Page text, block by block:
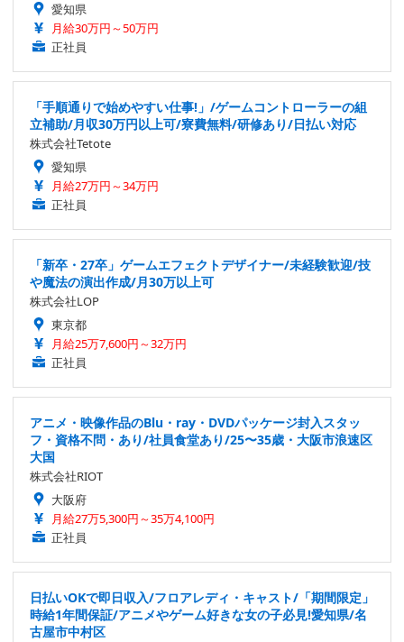
愛知県
月給30万円～50万円
正社員
「手順通りで始めやすい仕事!」/ゲームコントローラーの組
立補助/月収30万円以上可/寮費無料/研修あり/日払い対応
株式会社Tetote
愛知県
月給27万円～34万円
正社員
「新卒・27卒」ゲームエフェクトデザイナー/未経験歓迎/技
や魔法の演出作成/月30万以上可
株式会社LOP
東京都
月給25万7,600円～32万円
正社員
アニメ・映像作品のBlu・ray・DVDパッケージ封入スタッ
フ・資格不問・あり/社員食堂あり/25〜35歳・大阪市浪速区
大国
株式会社RIOT
大阪府
月給27万5,300円～35万4,100円
正社員
日払いOKで即日収入/フロアレディ・キャスト/「期間限定」
時給1年間保証/アニメやゲーム好きな女の子必見!愛知県/名
古屋市中村区